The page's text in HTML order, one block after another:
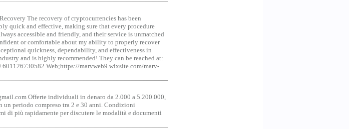
The recovery of cryptocurrencies has been
quick and effective, making sure that every procedure
accessible and friendly, and their service is unmatched
or comfortable about my ability to properly recover
quickness, dependability, and effectiveness in
and is highly recommended! They can be reached at:
Web;https://marvweb9.wixsite.com/marv-
Offerte individuali in denaro da 2.000 a 5.200.000,
un periodo compreso tra 2 e 30 anni. Condizioni
di più rapidamente per discutere le modalità e documenti